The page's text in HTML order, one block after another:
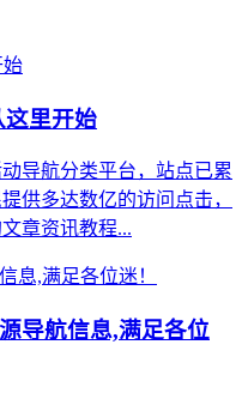
这里开始
导航分类平台，站点已累
供多达数亿的访问点击，
章资讯教程...
导航信息,满足各位